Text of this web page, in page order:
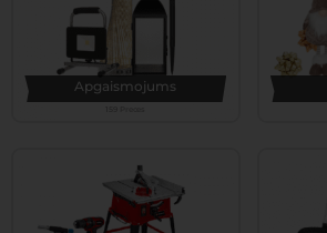
Apgaismojums